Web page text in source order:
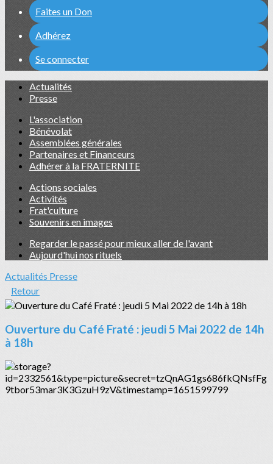
Faites un Don
Adhérez
Se connecter
Actualités
Presse
L'association
Bénévolat
Assemblées générales
Partenaires et Financeurs
Adhérer à la FRATERNITE
Actions sociales
Activités
Frat'culture
Souvenirs en images
Regarder le passé pour mieux aller de l'avant
Aujourd'hui nos rituels
Actualités Presse
Retour
Ouverture du Café Fraté : jeudi 5 Mai 2022 de 14h
à 18h